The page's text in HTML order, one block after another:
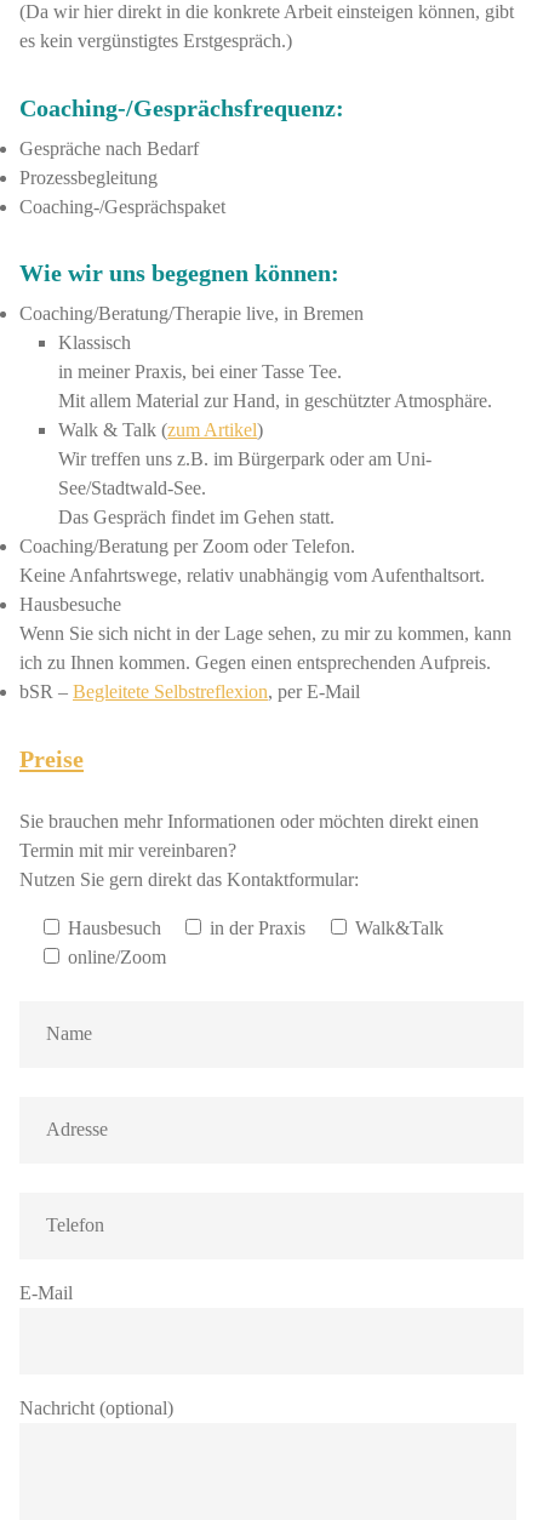
(Da wir hier direkt in die konkrete Arbeit einsteigen können, gibt
es kein vergünstigtes Erstgespräch.)
Coaching-/Gesprächsfrequenz:
Gespräche nach Bedarf
Prozessbegleitung
Coaching-/Gesprächspaket
Wie wir uns begegnen können:
Coaching/Beratung/Therapie live, in Bremen
Klassisch
in meiner Praxis, bei einer Tasse Tee.
Mit allem Material zur Hand, in geschützter Atmosphäre.
Walk & Talk (zum Artikel)
Wir treffen uns z.B. im Bürgerpark oder am Uni-
See/Stadtwald-See.
Das Gespräch findet im Gehen statt.
Coaching/Beratung per Zoom oder Telefon.
Keine Anfahrtswege, relativ unabhängig vom Aufenthaltsort.
Hausbesuche
Wenn Sie sich nicht in der Lage sehen, zu mir zu kommen, kann
ich zu Ihnen kommen. Gegen einen entsprechenden Aufpreis.
bSR –Begleitete Selbstreflexion, per E-Mail
Preise
Sie brauchen mehr Informationen oder möchten direkt einen
Termin mit mir vereinbaren?
Nutzen Sie gern direkt das Kontaktformular:
Hausbesuch in der Praxis
Walk&Talk
online/Zoom
E-Mail
Nachricht (optional)